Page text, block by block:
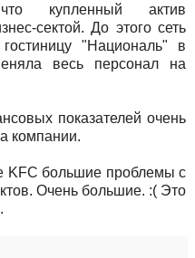
купленный актив
сектой. До этого сеть
"Националь" в
весь персонал на
показателей очень
компании.
KFC большие проблемы с
Очень большие. :( Это